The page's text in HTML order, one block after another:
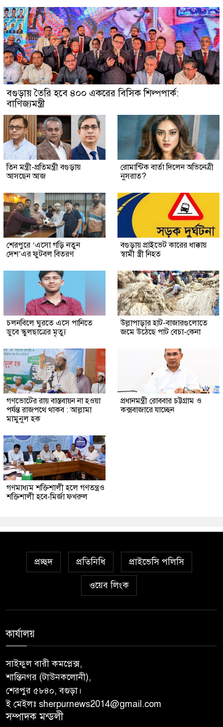
বগুড়ায় তৈরি হবে ৪০০ একরের বিসিক শিল্পপার্ক:
বাণিজ্যমন্ত্রী
তিন মন্ত্রী-প্রতিমন্ত্রী বগুড়ায়
আসছেন আজ
রোমান্টিক বার্তা দিলেন অভিনেত্রী
নুসরাত?
শেরপুরে ‘এসো গড়ি নতুন
দেশ’এর ফুটবল বিতরণ
বগুড়ায় প্রাইভেট কারের ধাক্কায়
স্বামী স্ত্রী নিহত
চলনবিলে ঘুরতে এসে পানিতে
ডুবে স্কুলছাত্রের মৃত্যু
উল্লাপাড়ার হাট-বাজারগুলোতে
জমে উঠেছে পাট বেচা-কেনা
গণভোটের রায় বাস্তবায়ন না হওয়া
পর্যন্ত রাজপথে থাকব : আল্লামা
মামুনুল হক
প্রধানমন্ত্রী রোববার চট্টগ্রাম ও
কক্সবাজারে যাচ্ছেন
গণমাধ্যম শক্তিশালী হলে গণতন্ত্রও
শক্তিশালী হবে-মির্জা ফখরুল
প্রচ্ছদ প্রতিনিধি প্রাইভেসি পলিসি
ওয়েব লিংক
কার্যালয়
সাইফুল বারী কমপ্লেক্স,
শান্তিনগর (টাউনকলোনী),
শেরপুর ৫৮৪০, বগুড়া।
ই মেইলঃ sherpurnews2014@gmail.com
সম্পাদক মন্ডলী